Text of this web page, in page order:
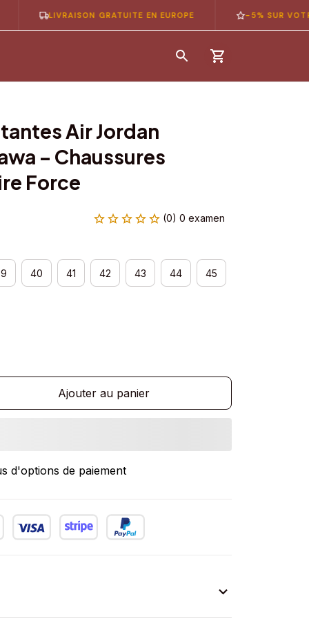
LIVRAISON GRATUITE EN EUROPE -5% SUR VOTRE
Air Jordan
– Chaussures
Force
(0) 0 examen
40 41 42 43 44 45
Ajouter au panier
d'options de paiement